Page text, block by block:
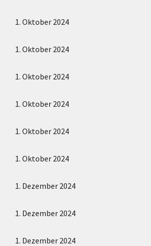
1. Oktober 2024
1. Oktober 2024
1. Oktober 2024
1. Oktober 2024
1. Oktober 2024
1. Oktober 2024
1. Dezember 2024
1. Dezember 2024
1. Dezember 2024